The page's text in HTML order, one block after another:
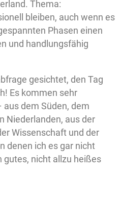
Thema:
bleiben, auch wenn es
Phasen einen
und handlungsfähig
gesichtet, den Tag
Es kommen sehr
dem Süden, dem
Niederlanden, aus der
Wissenschaft und der
denen ich es gar nicht
nicht allzu heißes